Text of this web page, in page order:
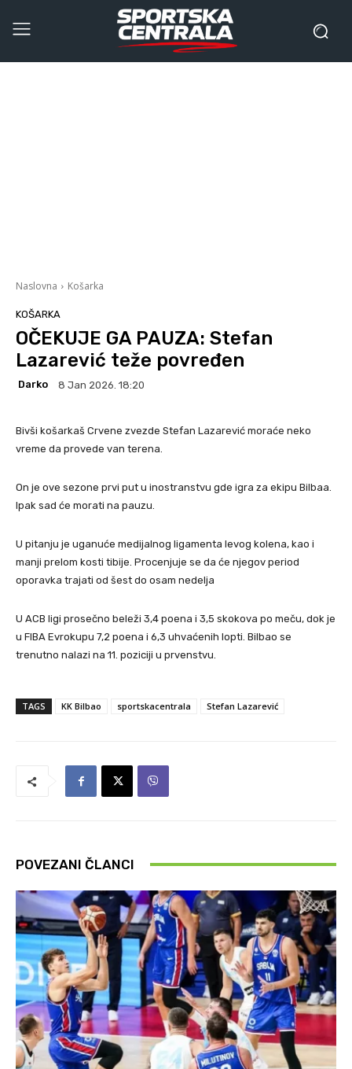
Naslovna Košarka
KOŠARKA
OČEKUJE GA PAUZA: Stefan
Lazarević teže povređen
Darko 8 Jan 2026. 18:20
Bivši košarkaš Crvene zvezde Stefan Lazarević moraće neko
vreme da provede van terena.
On je ove sezone prvi put u inostranstvu gde igra za ekipu Bilbaa.
Ipak sad će morati na pauzu.
U pitanju je uganuće medijalnog ligamenta levog kolena, kao i
manji prelom kosti tibije. Procenjuje se da će njegov period
oporavka trajati od šest do osam nedelja
U ACB ligi prosečno beleži 3,4 poena i 3,5 skokova po meču, dok je
u FIBA Evrokupu 7,2 poena i 6,3 uhvaćenih lopti. Bilbao se
trenutno nalazi na 11. poziciji u prvenstvu.
TAGS KK Bilbao sportskacentrala Stefan Lazarević
POVEZANI ČLANCI